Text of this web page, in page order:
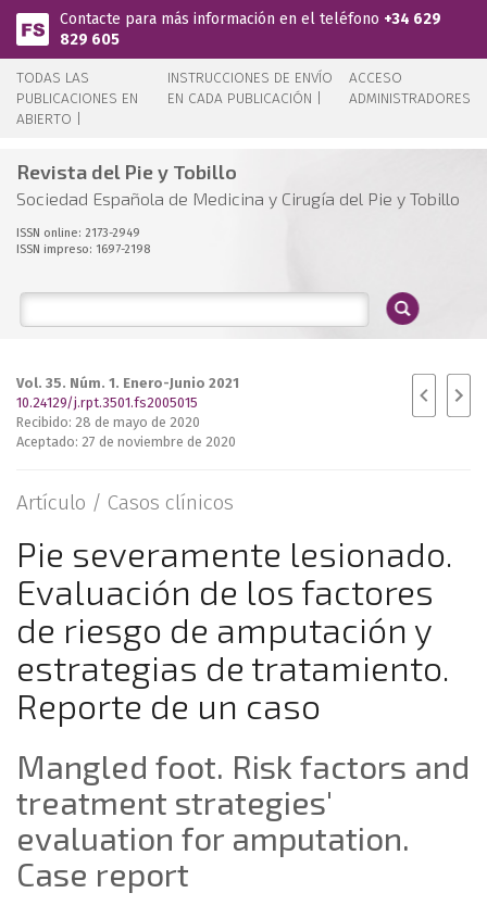
Pasar al contenido principal
Contacte para más información en el teléfono +34 629
829 605
TODAS LAS
PUBLICACIONES EN
ABIERTO |
INSTRUCCIONES DE ENVÍO
EN CADA PUBLICACIÓN |
ACCESO
ADMINISTRADORES
Revista del Pie y Tobillo
Sociedad Española de Medicina y Cirugía del Pie y Tobillo
ISSN online: 2173-2949
ISSN impreso: 1697-2198
Vol. 35. Núm. 1. Enero-Junio 2021
10.24129/j.rpt.3501.fs2005015
Recibido: 28 de mayo de 2020
Aceptado: 27 de noviembre de 2020
Artículo / Casos clínicos
Pie severamente lesionado.
Evaluación de los factores
de riesgo de amputación y
estrategias de tratamiento.
Reporte de un caso
Mangled foot. Risk factors and
treatment strategies'
evaluation for amputation.
Case report